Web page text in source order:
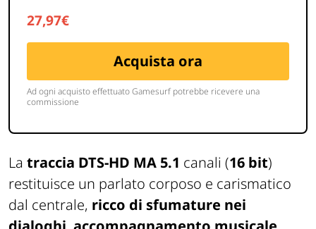
La traccia DTS-HD MA 5.1 canali (16 bit)
restituisce un parlato corposo e carismatico
dal centrale, ricco di sfumature nei